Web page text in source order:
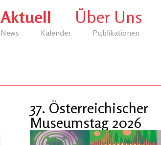
Aktuell
News Kalender Publikationen
Über Uns
37. Österreichischer
Museumstag 2026